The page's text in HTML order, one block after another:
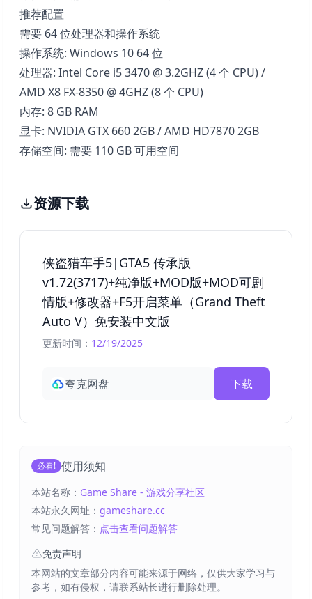
推荐配置
需要 64 位处理器和操作系统
操作系统: Windows 10 64 位
处理器: Intel Core i5 3470 @ 3.2GHZ (4 个 CPU) /
AMD X8 FX-8350 @ 4GHZ (8 个 CPU)
内存: 8 GB RAM
显卡: NVIDIA GTX 660 2GB / AMD HD7870 2GB
存储空间: 需要 110 GB 可用空间
资源下载
侠盗猎车手5|GTA5 传承版
v1.72(3717)+纯净版+MOD版+MOD可剧
情版+修改器+F5开启菜单（Grand Theft
Auto V）免安装中文版
更新时间： 12/19/2025
夸克网盘 下载
必看! 使用须知
本站名称： Game Share - 游戏分享社区
本站永久网址： gameshare.cc
常见问题解答： 点击查看问题解答
免责声明
本网站的文章部分内容可能来源于网络，仅供大家学习与
参考，如有侵权，请联系站长进行删除处理。